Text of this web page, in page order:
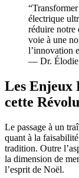
électrique
réduire notre
voie à une
l’innovation
— Dr. Élodie
Les Enjeux
cette
Le passage à un
quant à la
tradition. Outre
la dimension de
l’esprit de Noël.